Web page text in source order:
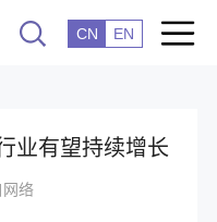
CN EN
业有望持续增长
网络